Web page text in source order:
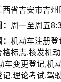
西省吉安市吉州
周一至周五
机动车注册登
格标志,核发机
车变更登记,机
记,理论考试,驾